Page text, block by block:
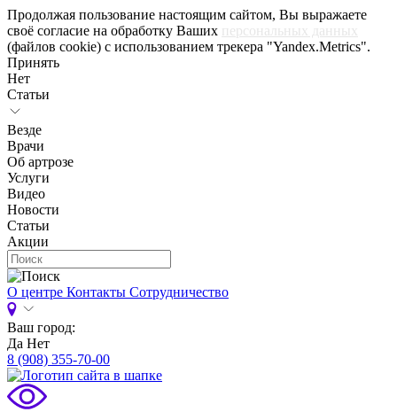
Продолжая пользование настоящим сайтом, Вы выражаете
своё согласие на обработку Ваших персональных данных
(файлов cookie) с использованием трекера "Yandex.Metrics".
Принять
Нет
Статьи
Везде
Врачи
Об артрозе
Услуги
Видео
Новости
Статьи
Акции
О центре Контакты Сотрудничество
Ваш город:
Да Нет
8 (908) 355-70-00